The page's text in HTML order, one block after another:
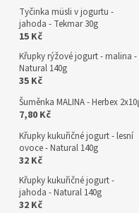
Tyčinka müsli v jogurtu -
jahoda - Tekmar 30g
15 Kč
Křupky rýžové jogurt - malina -
Natural 140g
35 Kč
Šuměnka MALINA - Herbex
7,80 Kč
Křupky kukuřičné jogurt - lesní
ovoce - Natural 140g
32 Kč
Křupky kukuřičné jogurt -
jahoda - Natural 140g
32 Kč